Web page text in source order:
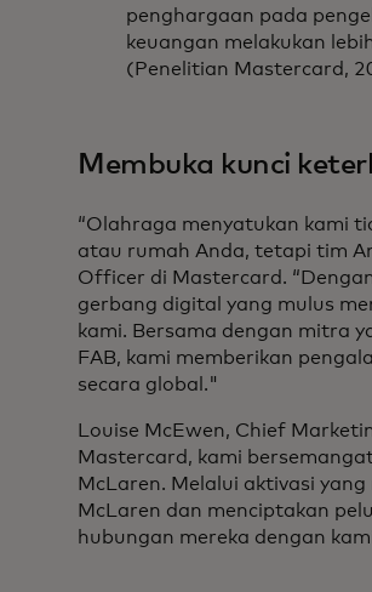
penghargaan pada
keuangan melakukan
(Penelitian Mastercard,
Membuka kunci
“Olahraga menyatukan kami
atau rumah Anda, tetapi tim
Officer di Mastercard.
gerbang digital yang mulus
kami. Bersama dengan mitra
FAB, kami memberikan
secara global."
Louise McEwen, Chief
Mastercard, kami
McLaren. Melalui aktivasi
McLaren dan menciptakan
hubungan mereka dengan